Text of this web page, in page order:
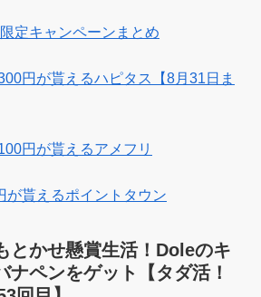
定キャンペーンまとめ
円が貰えるハピタス【8月31日ま
円が貰えるアメフリ
が貰えるポイントタウン
とかせ懸賞生活！Doleのキ
ナペンをゲット【タダ活！